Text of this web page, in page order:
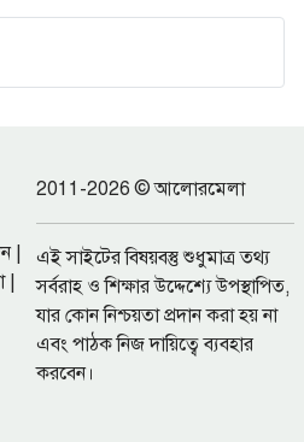
|
|
2011-2026 © আলোরমেলা
এই সাইটের বিষয়বস্তু শুধুমাত্র তথ্য
সর্বরাহ ও শিক্ষার উদ্দেশ্যে উপস্থাপিত,
যার কোন নিশ্চয়তা প্রদান করা হয় না
এবং পাঠক নিজ দায়িত্বে ব্যবহার
করবেন।